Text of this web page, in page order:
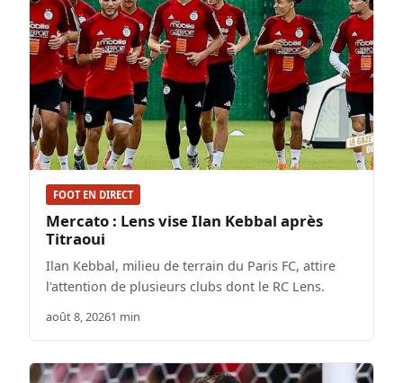
FOOT EN DIRECT
Mercato : Lens vise Ilan Kebbal après
Titraoui
Ilan Kebbal, milieu de terrain du Paris FC, attire
l'attention de plusieurs clubs dont le RC Lens.
août 8, 20261 min